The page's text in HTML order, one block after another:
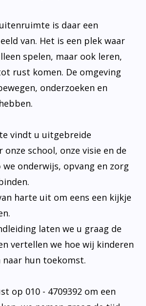
is daar een
van. Het is een plek waar
spelen, maar ook leren,
rust komen. De omgeving
onderzoeken en
vindt u uitgebreide
school, onze visie en de
onderwijs, opvang en zorg
harte uit om eens een kijkje
laten we u graag de
vertellen we hoe wij kinderen
naar hun toekomst.
op 010 - 4709392 om een